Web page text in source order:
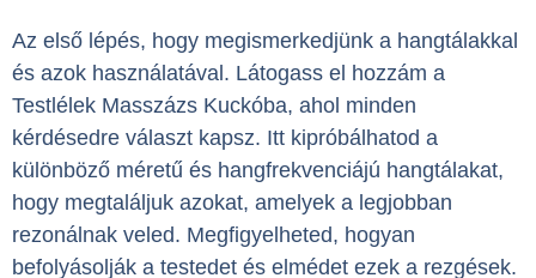
Az első lépés, hogy megismerkedjünk a hangtálakkal
és azok használatával. Látogass el hozzám a
Testlélek Masszázs Kuckóba, ahol minden
kérdésedre választ kapsz. Itt kipróbálhatod a
különböző méretű és hangfrekvenciájú hangtálakat,
hogy megtaláljuk azokat, amelyek a legjobban
rezonálnak veled. Megfigyelheted, hogyan
befolyásolják a testedet és elmédet ezek a rezgések.